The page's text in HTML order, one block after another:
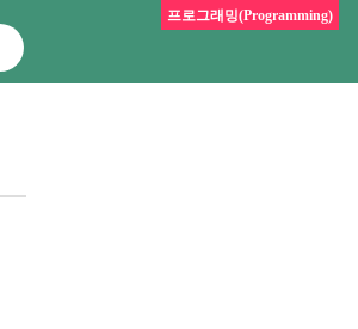
프로그래밍(Programming)